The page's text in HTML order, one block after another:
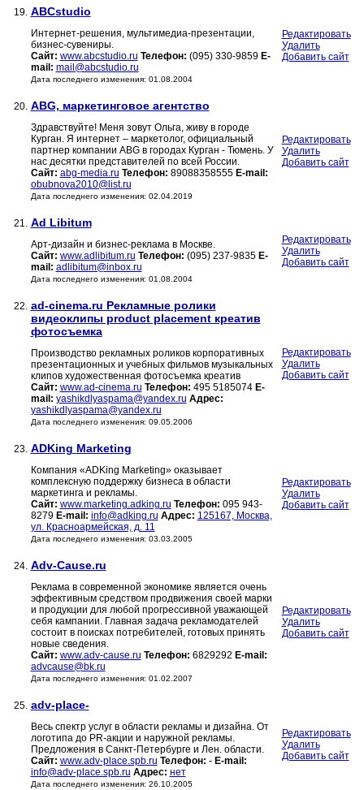
19. ABCstudio
Интернет-решения, мультимедиа-презентации,
бизнес-сувениры.
Сайт: www.abcstudio.ru Телефон: (095) 330-9859 E-
mail: mail@abcstudio.ru
Дата последнего изменения: 01.08.2004
Редактировать
Удалить
Добавить сайт
20. ABG, маркетинговое агентство
Здравствуйте! Меня зовут Ольга, живу в городе
Курган. Я интернет – маркетолог, официальный
партнер компании ABG в городах Курган - Тюмень. У
нас десятки представителей по всей России.
Сайт: abg-media.ru Телефон: 89088358555 E-mail:
obubnova2010@list.ru
Дата последнего изменения: 02.04.2019
Редактировать
Удалить
Добавить сайт
21. Ad Libitum
Арт-дизайн и бизнес-реклама в Москве.
Сайт: www.adlibitum.ru Телефон: (095) 237-9835 E-
mail: adlibitum@inbox.ru
Дата последнего изменения: 01.08.2004
Редактировать
Удалить
Добавить сайт
22. ad-cinema.ru Рекламные ролики
видеоклипы product placement креатив
фотосъемка
Производство рекламных роликов корпоративных
презентационных и учебных фильмов музыкальных
клипов художественная фотосъемка креатив
Сайт: www.ad-cinema.ru Телефон: 495 5185074 E-
mail: yashikdlyaspama@yandex.ru Адрес:
yashikdlyaspama@yandex.ru
Дата последнего изменения: 09.05.2006
Редактировать
Удалить
Добавить сайт
23. ADKing Marketing
Компания «ADKing Marketing» оказывает
комплексную поддержку бизнеса в области
маркетинга и рекламы.
Сайт: www.marketing.adking.ru Телефон: 095 943-
8279 E-mail: info@adking.ru Адрес: 125167, Москва,
ул. Красноармейская, д. 11
Дата последнего изменения: 03.03.2005
Редактировать
Удалить
Добавить сайт
24. Adv-Cause.ru
Реклама в современной экономике является очень
эффективным средством продвижения своей марки
и продукции для любой прогрессивной уважающей
себя кампании. Главная задача рекламодателей
состоит в поисках потребителей, готовых принять
новые сведения.
Сайт: www.adv-cause.ru Телефон: 6829292 E-mail:
advcause@bk.ru
Дата последнего изменения: 01.02.2007
Редактировать
Удалить
Добавить сайт
25. adv-place-
Весь спектр услуг в области рекламы и дизайна. От
логотипа до PR-акции и наружной рекламы.
Предложения в Санкт-Петербурге и Лен. области.
Сайт: www.adv-place.spb.ru Телефон: - E-mail:
info@adv-place.spb.ru Адрес: нет
Дата последнего изменения: 26.10.2005
Редактировать
Удалить
Добавить сайт